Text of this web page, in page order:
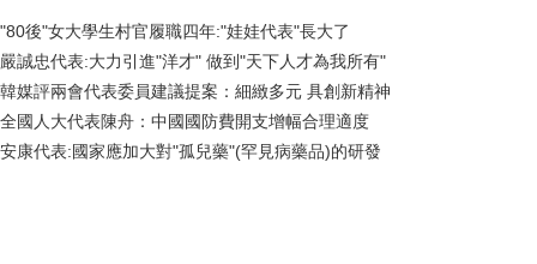
"80後"女大學生村官履職四年:"娃娃代表"長大了
嚴誠忠代表:大力引進"洋才" 做到"天下人才為我所有"
韓媒評兩會代表委員建議提案：細緻多元 具創新精神
全國人大代表陳舟：中國國防費開支增幅合理適度
安康代表:國家應加大對"孤兒藥"(罕見病藥品)的研發